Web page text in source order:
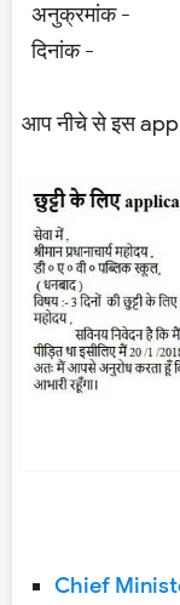
अनुक्रमांक -
दिनांक -
आप नीचे से इस
Chief